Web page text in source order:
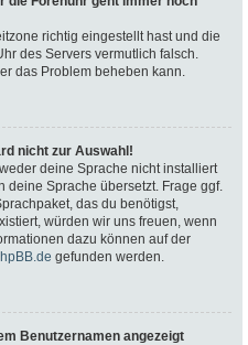
richtig eingestellt hast und die
des Servers vermutlich falsch.
das Problem beheben kann.
nicht zur Auswahl!
deine Sprache nicht installiert
deine Sprache übersetzt. Frage ggf.
das du benötigst,
würden wir uns freuen, wenn
dazu können auf der
gefunden werden.
Benutzernamen angezeigt